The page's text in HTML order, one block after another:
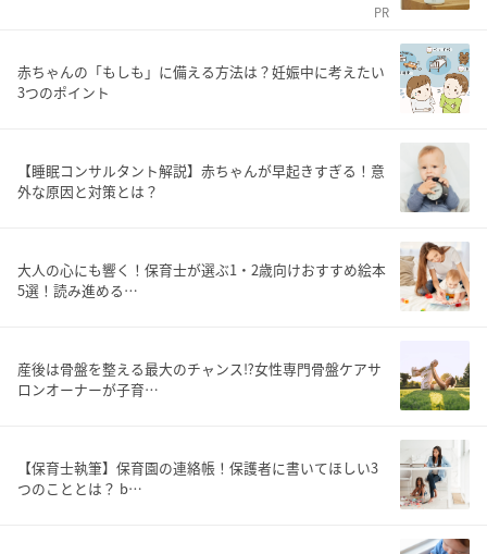
PR
赤ちゃんの「もしも」に備える方法は？妊娠中に考えたい
3つのポイント
【睡眠コンサルタント解説】赤ちゃんが早起きすぎる！意
外な原因と対策とは？
大人の心にも響く！保育士が選ぶ1・2歳向けおすすめ絵本
5選！読み進める…
産後は骨盤を整える最大のチャンス⁉女性専門骨盤ケアサ
ロンオーナーが子育…
【保育士執筆】保育園の連絡帳！保護者に書いてほしい3
つのこととは？ b…